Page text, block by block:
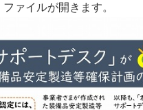
ァイルが開きます。